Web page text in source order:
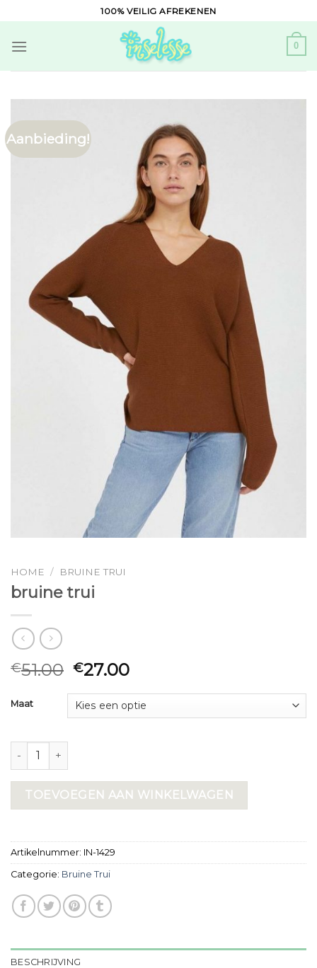
to
content
100% VEILIG AFREKENEN
0
Aanbieding!
HOME / BRUINE TRUI
bruine trui
€51.00 €27.00
Maat
bruine trui aantal
TOEVOEGEN AAN WINKELWAGEN
Artikelnummer: IN-1429
Categorie: Bruine Trui
BESCHRIJVING